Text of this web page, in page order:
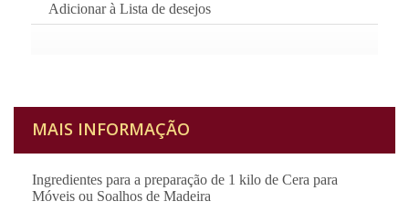
Adicionar à Lista de desejos
MAIS INFORMAÇÃO
Ingredientes para a preparação de 1 kilo de Cera para
Móveis ou Soalhos de Madeira